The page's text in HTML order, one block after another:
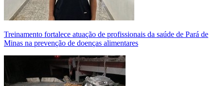
Treinamento fortalece atuação de profissionais da saúde de Pará de
Minas na prevenção de doenças alimentares